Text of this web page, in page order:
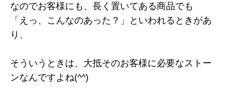
なのでお客様にも、長く置いてある商品でも
「えっ、こんなのあった？」といわれるときがあ
り、
そういうときは、大抵そのお客様に必要なストー
ンなんですよね(^^)